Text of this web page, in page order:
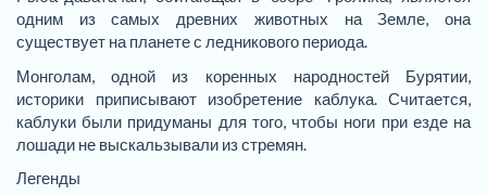
одним из самых древних животных на Земле, она
существует на планете с ледникового периода.
Монголам, одной из коренных народностей Бурятии,
историки приписывают изобретение каблука. Считается,
каблуки были придуманы для того, чтобы ноги при езде на
лошади не выскальзывали из стремян.
Легенды